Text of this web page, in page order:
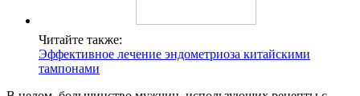
Читайте также:
Эффективное лечение эндометриоза китайскими
тампонами